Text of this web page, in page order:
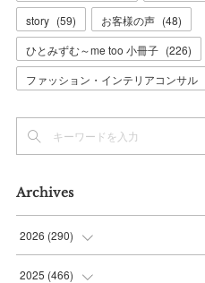
story (59) お客様の声 (48)
ひとみずむ～me too 小冊子 (226)
ファッション・インテリアコンサル
Archives
2026 (290)
(11
2025 (466)